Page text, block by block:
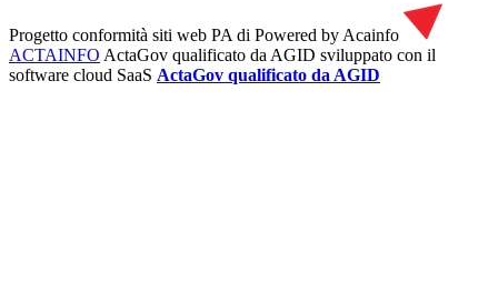
Progetto conformità siti web PA di Powered by Acainfo
ACTAINFO ActaGov qualificato da AGID sviluppato con il
software cloud SaaS ActaGov qualificato da AGID